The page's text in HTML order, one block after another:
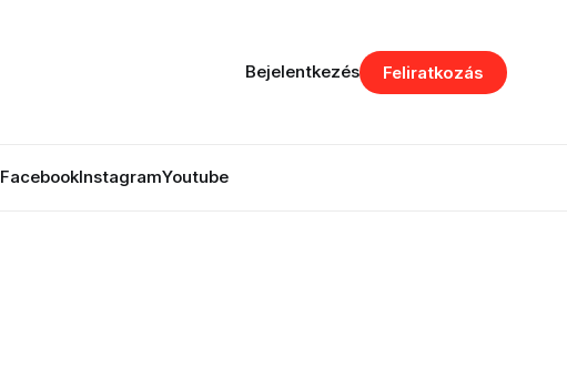
FacebookInstagramYoutube
Bejelentkezés Feliratkozás